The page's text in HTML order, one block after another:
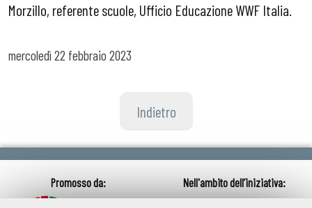
Morzillo, referente scuole, Ufficio Educazione WWF Italia.
mercoledì 22 febbraio 2023
Indietro